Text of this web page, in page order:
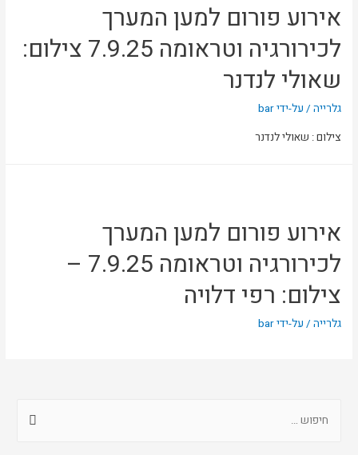
אירוע פורום למען המערך
לכירורגיה וטראומה 7.9.25 צילום:
שאולי לנדנר
גלרייה / על-ידיbar
צילום : שאולי לנדנר
אירוע פורום למען המערך
לכירורגיה וטראומה 7.9.25 –
צילום: רפי דלויה
גלרייה / על-ידיbar